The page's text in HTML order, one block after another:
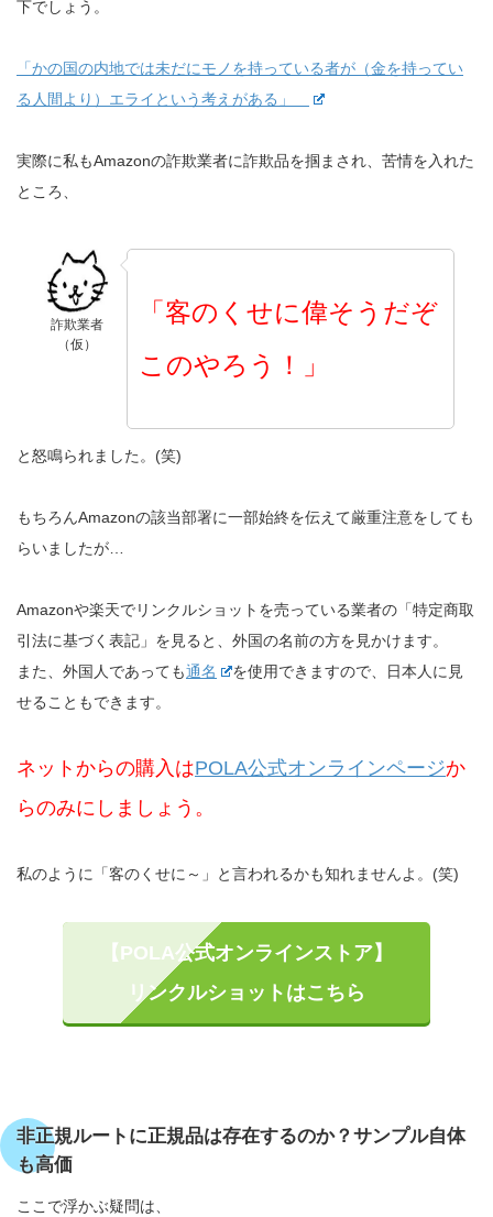
下でしょう。
「かの国の内地では未だにモノを持っている者が（金を持ってい
る人間より）エライという考えがある」
実際に私もAmazonの詐欺業者に詐欺品を掴まされ、苦情を入れた
ところ、
詐欺業者
（仮）
「客のくせに偉そうだぞ
このやろう！」
と怒鳴られました。(笑)
もちろんAmazonの該当部署に一部始終を伝えて厳重注意をしても
らいましたが…
Amazonや楽天でリンクルショットを売っている業者の「特定商取
引法に基づく表記」を見ると、外国の名前の方を見かけます。
また、外国人であっても通名
を使用できますので、日本人に見
せることもできます。
ネットからの購入はPOLA公式オンラインページか
らのみにしましょう。
私のように「客のくせに～」と言われるかも知れませんよ。(笑)
【POLA公式オンラインストア】
リンクルショットはこちら
非正規ルートに正規品は存在するのか？サンプル自体
も高価
ここで浮かぶ疑問は、